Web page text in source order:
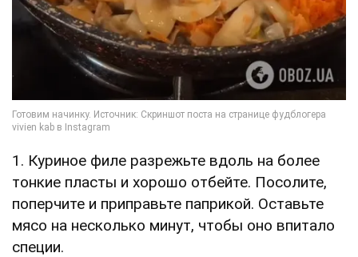
1. Куриное филе разрежьте вдоль на более
тонкие пласты и хорошо отбейте. Посолите,
поперчите и приправьте паприкой. Оставьте
мясо на несколько минут, чтобы оно впитало
специи.